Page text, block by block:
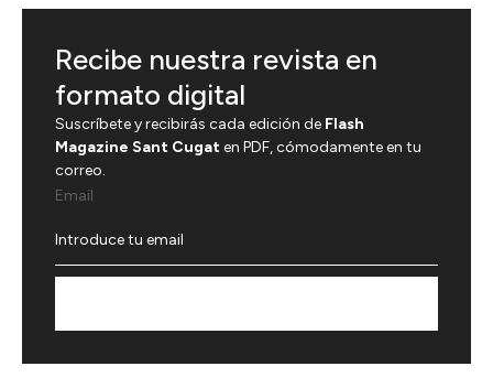
Recibe nuestra revista en
formato digital
Suscríbete y recibirás cada edición de Flash
Magazine Sant Cugaten PDF, cómodamente en tu
correo.
Email